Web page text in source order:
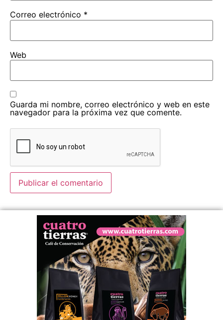
Correo electrónico *
Web
Guarda mi nombre, correo electrónico y web en este
navegador para la próxima vez que comente.